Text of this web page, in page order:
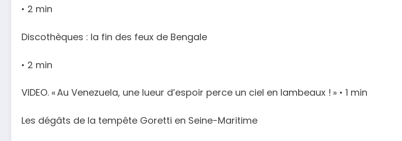
• 2 min
Discothèques : la fin des feux de Bengale
• 2 min
VIDEO. « Au Venezuela, une lueur d’espoir perce un ciel en lambeaux ! » • 1 min
Les dégâts de la tempête Goretti en Seine-Maritime